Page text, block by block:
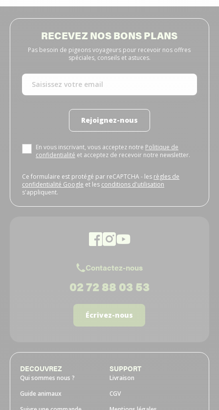
RECEVEZ NOS BONS PLANS
Pas besoin de pigeons voyageurs pour recevoir nos offres
spéciales, conseils et astuces.
Rejoignez-nous
En vous inscrivant, vous acceptez notre Politique de
confidentialité et acceptez de recevoir notre newsletter.
Ce formulaire est protégé par reCAPTCHA - les règles de
confidentialité Google et les conditions d'utilisation
s'appliquent.
Contactez-nous
02 72 88 03 53
Écrivez-nous
DECOUVREZ
Qui sommes nous ?
Guide animaux
SUPPORT
Livraison
CGV